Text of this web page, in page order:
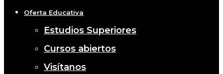
Oferta Educativa
Estudios Superiores
Cursos abiertos
Visítanos